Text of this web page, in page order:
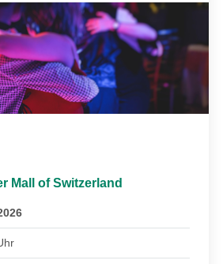
Mall of Switzerland